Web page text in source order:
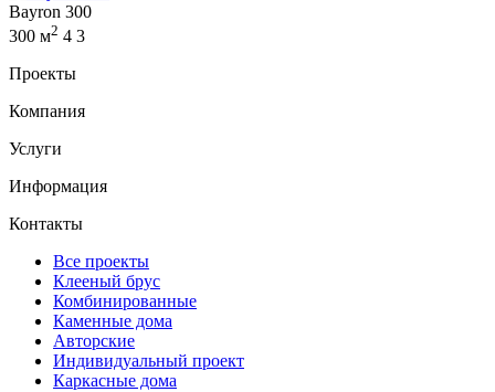
Bayron 300
300 м2 4 3
Проекты
Компания
Услуги
Информация
Контакты
Все проекты
Клееный брус
Комбинированные
Каменные дома
Авторские
Индивидуальный проект
Каркасные дома